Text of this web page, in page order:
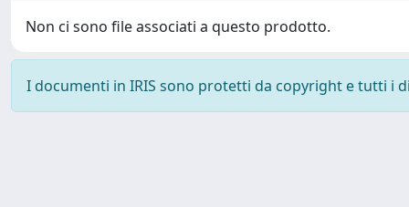
Non ci sono file associati a questo prodotto.
I documenti in IRIS sono protetti da copyright e tutti i